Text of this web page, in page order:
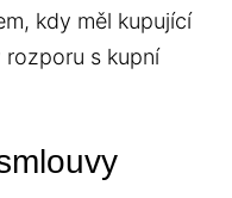
kdy měl kupující
s kupní